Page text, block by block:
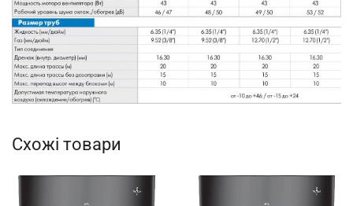
Схожі товари